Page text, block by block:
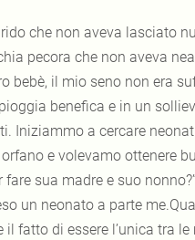
che non aveva lasciato
pecora che non aveva
bebè, il mio seno non era
benefica e in un
Iniziammo a cercare
sua madre e suo
un neonato a parte
fatto di essere l’unica tra